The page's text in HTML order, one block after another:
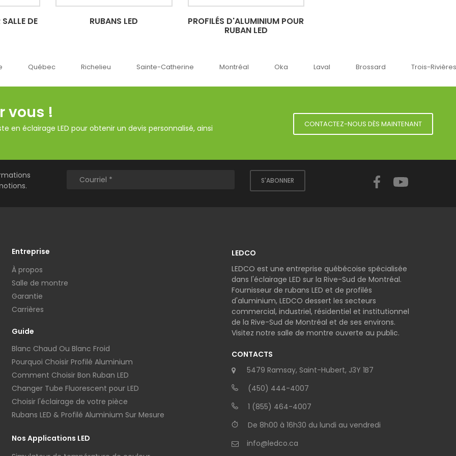
DE RUBANS LED PROFILÉS D'ALUMINIUM POUR
RUBAN LED
Québec Richelieu Sainte-Catherine Montréal Oka Laval Brossard Trois-Rivières
vous !
en éclairage LED pour obtenir un devis personnalisé, ainsi
CONTACTEZ-NOUS DÈS MAINTENANT
S'ABONNER
Facebook
Entreprise
À propos
Salle de montre
Garantie
Carrières
Guide
Blanc Chaud Ou Blanc Froid
Pourquoi Choisir Profilé Aluminium
Comment Choisir Bon Ruban LED
Changer Tube Fluorescent pour LED
Choisir l'éclairage de votre pièce
Rubans LED & Profilé Aluminium Sur Mesure
Nos Applications LED
LEDCO
LEDCO est une entreprise québécoise spécialisée
dans l'éclairage LED sur la Rive-Sud de Montréal.
Fournisseur de rubans LED et de profilés
d'aluminium, LEDCO dessert les secteurs
commercial, industriel, résidentiel et institutionnel
de la Rive-Sud de Montréal et de ses environs.
Visitez notre salle de montre ouverte au public.
CONTACTS
5479 Ramsay, Saint-Hubert, J3Y 1B7
(450) 444-4007
1 (855) 464-4007
De 8h00 à 16h30 du lundi au vendredi
info@ledco.ca